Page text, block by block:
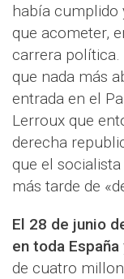
había cumplido
que acometer,
carrera
que nada más
entrada en el
Lerroux que
derecha
que el socialista
más tarde de
El 28 de junio
en toda España
de cuatro